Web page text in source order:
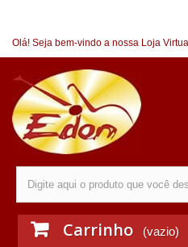
Olá! Seja bem-vindo a nossa Loja
Carrinho (vazio)